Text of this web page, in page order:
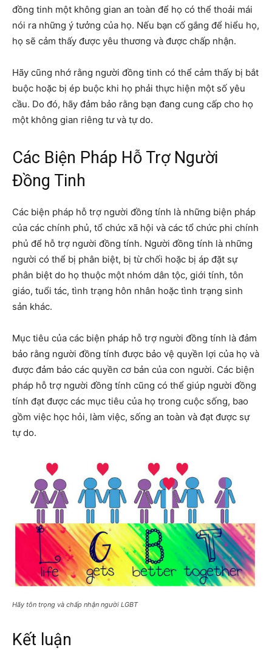
đồng tinh một không gian an toàn để họ có thể thoải mái
nói ra những ý tưởng của họ. Nếu bạn cố gắng để hiểu họ,
họ sẽ cảm thấy được yêu thương và được chấp nhận.
Hãy cũng nhớ rằng người đồng tinh có thể cảm thấy bị bắt
buộc hoặc bị ép buộc khi họ phải thực hiện một số yêu
cầu. Do đó, hãy đảm bảo rằng bạn đang cung cấp cho họ
một không gian riêng tư và tự do.
Các Biện Pháp Hỗ Trợ Người
Đồng Tinh
Các biện pháp hỗ trợ người đồng tính là những biện pháp
của các chính phủ, tổ chức xã hội và các tổ chức phi chính
phủ để hỗ trợ người đồng tính. Người đồng tính là những
người có thể bị phân biệt, bị từ chối hoặc bị áp đặt sự
phân biệt do họ thuộc một nhóm dân tộc, giới tính, tôn
giáo, tuổi tác, tình trạng hôn nhân hoặc tình trạng sinh
sản khác.
Mục tiêu của các biện pháp hỗ trợ người đồng tính là đảm
bảo rằng người đồng tính được bảo vệ quyền lợi của họ và
được đảm bảo các quyền cơ bản của con người. Các biện
pháp hỗ trợ người đồng tính cũng có thể giúp người đồng
tính đạt được các mục tiêu của họ trong cuộc sống, bao
gồm việc học hỏi, làm việc, sống an toàn và đạt được sự
tự do.
Hãy tôn trọng và chấp nhận người LGBT
Kết luận